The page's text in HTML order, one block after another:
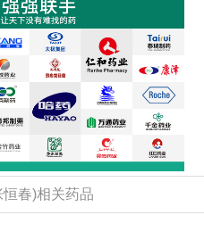
春)相关药品